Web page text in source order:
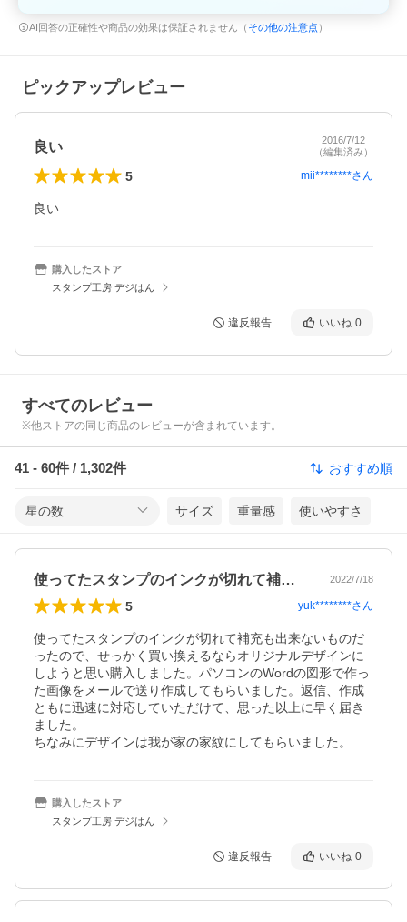
AI回答の正確性や商品の効果は保証されません（ その他の注意点 ）
ピックアップレビュー
良い
2016/7/12
（編集済み）
5 mii********さん
良い
購入したストア
スタンプ工房 デジはん
違反報告 いいね 0
すべてのレビュー
※他ストアの同じ商品のレビューが含まれています。
41 - 60件 / 1,302件 おすすめ順
星の数 サイズ 重量感 使いやすさ
使ってたスタンプのインクが切れて補充も… 2022/7/18
5 yuk********さん
使ってたスタンプのインクが切れて補充も出来ないものだ
ったので、せっかく買い換えるならオリジナルデザインに
しようと思い購入しました。パソコンのWordの図形で作っ
た画像をメールで送り作成してもらいました。返信、作成
ともに迅速に対応していただけて、思った以上に早く届き
ました。
ちなみにデザインは我が家の家紋にしてもらいました。
購入したストア
スタンプ工房 デジはん
違反報告 いいね 0